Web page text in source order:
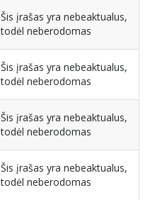
Šis įrašas yra nebeaktualus,
todėl neberodomas
Šis įrašas yra nebeaktualus,
todėl neberodomas
Šis įrašas yra nebeaktualus,
todėl neberodomas
Šis įrašas yra nebeaktualus,
todėl neberodomas